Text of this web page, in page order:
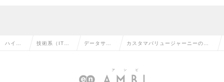
ハイク 技術系（IT・ データサイ
トの転職
カスタマバリュージャーニーの創
リストの求人情報